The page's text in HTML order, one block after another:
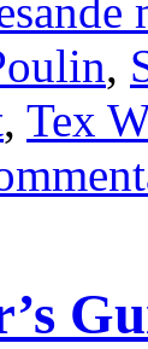
,
, Tex